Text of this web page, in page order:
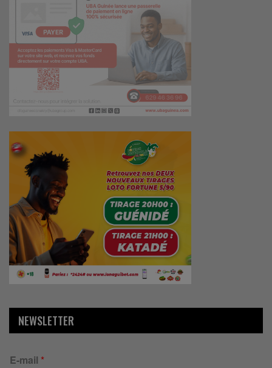
NEWSLETTER
E-mail *